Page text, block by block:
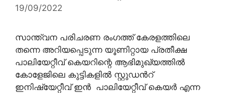
19/09/2022
സാന്ത്വന പരിചരണ രംഗത്ത് കേരളത്തിലെ
തന്നെ അറിയപ്പെടുന്ന യൂണിറ്റായ പ്രതീക്ഷ
പാലിയേറ്റീവ് കെയറിന്റെ ആഭിമുഖ്യത്തിൽ
കോളേജിലെ കുട്ടികളിൽ സ്റ്റുഡൻറ്
ഇനിഷ്യേറ്റീവ് ഇൻ പാലിയേറ്റീവ് കെയർ എന്ന